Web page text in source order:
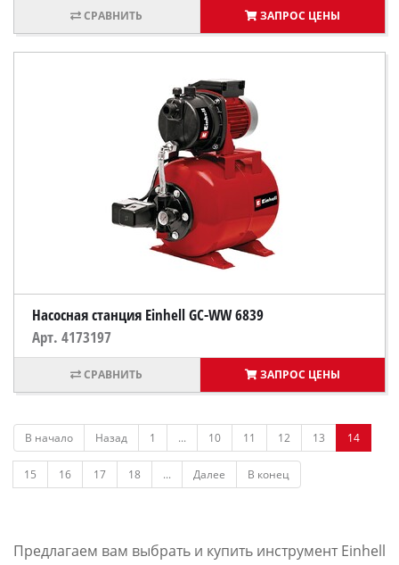
ЗАПРОС ЦЕНЫ
Насосная станция Einhell GC-WW 6839
Арт. 4173197
ЗАПРОС ЦЕНЫ
В начало Назад 1 ... 10 11 12 13 14
15 16 17 18 ... Далее В конец
Предлагаем вам выбрать и купить инструмент Einhell